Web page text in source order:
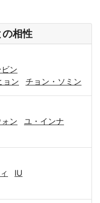
の相性
ン
ョン チョン・ソミン
ン
ユ・インナ
IU